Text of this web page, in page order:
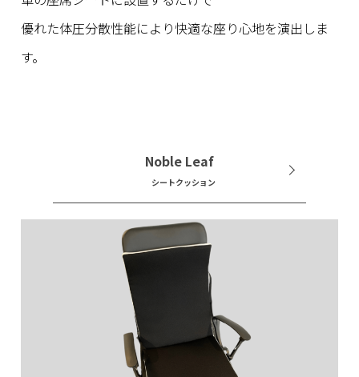
優れた体圧分散性能により快適な座り心地を演出しま
す。
Noble Leaf
シートクッション